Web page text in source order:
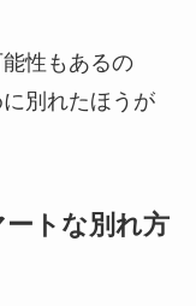
性もあるの
別れたほうが
トな別れ方